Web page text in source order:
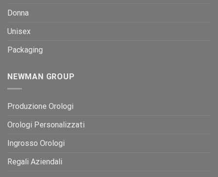
Donna
Unisex
Packaging
NEWMAN GROUP
Produzione Orologi
Orologi Personalizzati
Ingrosso Orologi
Regali Aziendali